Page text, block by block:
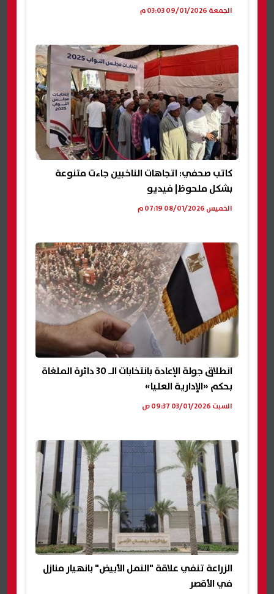
الجمعة 09/01/2026 03:03 م
كاتب صحفي: اتجاهات الناخبين جاءت متنوعة
بشكل ملحوظ| فيديو
الخميس 08/01/2026 07:19 م
انطلاق جولة الإعادة بانتخابات الـ 30 دائرة الملغاة
بحكم «الإدارية العليا»
السبت 03/01/2026 09:37 ص
الزراعة تنفي علاقة "النمل الأبيض" بانهيار منازل
في الأقصر